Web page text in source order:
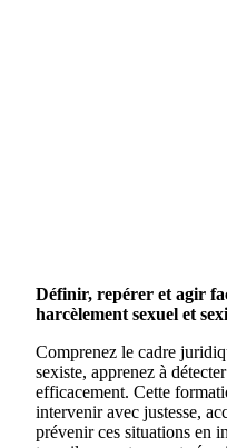
Définir, repérer et agir
harcèlement sexuel et
Comprenez le cadre
sexiste, apprenez à
efficacement. Cette
intervenir avec justesse,
prévenir ces situations en